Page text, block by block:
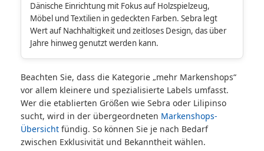
Dänische Einrichtung mit Fokus auf Holzspielzeug,
Möbel und Textilien in gedeckten Farben. Sebra legt
Wert auf Nachhaltigkeit und zeitloses Design, das über
Jahre hinweg genutzt werden kann.
Beachten Sie, dass die Kategorie „mehr Markenshops“
vor allem kleinere und spezialisierte Labels umfasst.
Wer die etablierten Größen wie Sebra oder Lilipinso
sucht, wird in der übergeordneten Markenshops-
Übersicht fündig. So können Sie je nach Bedarf
zwischen Exklusivität und Bekanntheit wählen.